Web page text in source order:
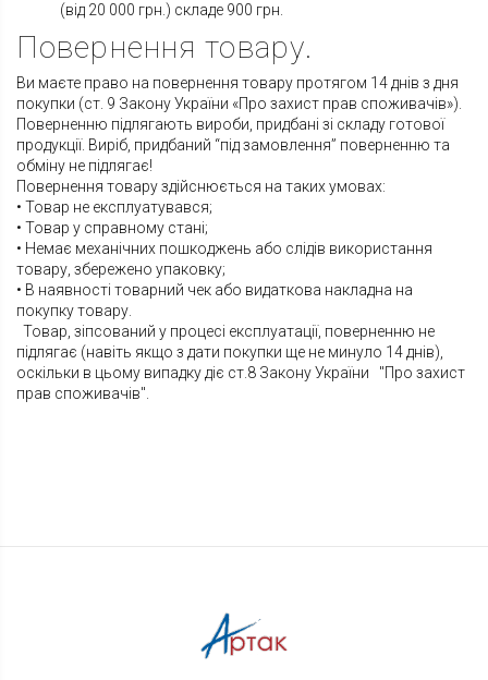
(від 20 000 грн.) складе 900 грн.
Повернення товару.
Ви маєте право на повернення товару протягом 14 днів з дня
покупки (ст. 9 Закону України «Про захист прав споживачів»).
Поверненню підлягають вироби, придбані зі складу готової
продукції. Виріб, придбаний “під замовлення” поверненню та
обміну не підлягає!
Повернення товару здійснюється на таких умовах:
• Товар не експлуатувався;
• Товар у справному стані;
• Немає механічних пошкоджень або слідів використання
товару, збережено упаковку;
• В наявності товарний чек або видаткова накладна на
покупку товару.
Товар, зіпсований у процесі експлуатації, поверненню не
підлягає (навіть якщо з дати покупки ще не минуло 14 днів),
оскільки в цьому випадку діє ст.8 Закону України "Про захист
прав споживачів".